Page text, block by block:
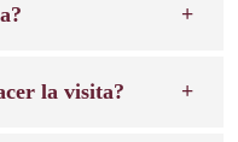
la visita?